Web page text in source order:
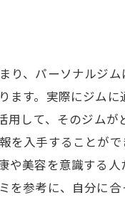
り、パーソナルジ
ます。実際にジム
用して、そのジム
を入手することが
や美容を意識する
を参考に、自分に